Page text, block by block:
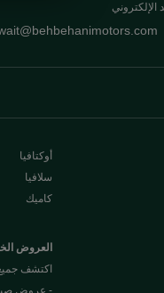
الإلكتروني
أوكتافيا
سلافيا
كاميك
العروض
اكتشف
- عروض